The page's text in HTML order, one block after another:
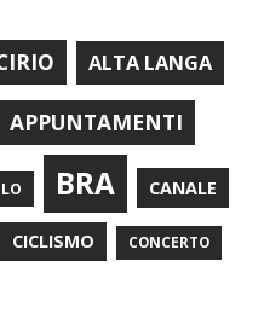
ALTA LANGA
APPUNTAMENTI
BRA CANALE
CICLISMO CONCERTO